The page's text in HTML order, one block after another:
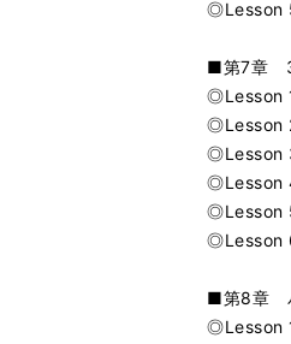
◎Lesson
■第7章 3
◎Lesson
◎Lesson
◎Lesson
◎Lesson
◎Lesson
◎Lesson
■第8章
◎Lesson